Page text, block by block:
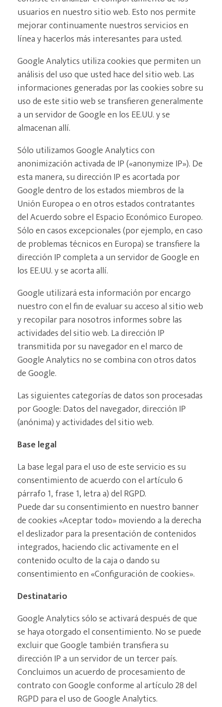
usuarios en nuestro sitio web. Esto nos permite
mejorar continuamente nuestros servicios en
línea y hacerlos más interesantes para usted.
Google Analytics utiliza cookies que permiten un
análisis del uso que usted hace del sitio web. Las
informaciones generadas por las cookies sobre su
uso de este sitio web se transfieren generalmente
a un servidor de Google en los EE.UU. y se
almacenan allí.
Sólo utilizamos Google Analytics con
anonimización activada de IP («anonymize IP»). De
esta manera, su dirección IP es acortada por
Google dentro de los estados miembros de la
Unión Europea o en otros estados contratantes
del Acuerdo sobre el Espacio Económico Europeo.
Sólo en casos excepcionales (por ejemplo, en caso
de problemas técnicos en Europa) se transfiere la
dirección IP completa a un servidor de Google en
los EE.UU. y se acorta allí.
Google utilizará esta información por encargo
nuestro con el fin de evaluar su acceso al sitio web
y recopilar para nosotros informes sobre las
actividades del sitio web. La dirección IP
transmitida por su navegador en el marco de
Google Analytics no se combina con otros datos
de Google.
Las siguientes categorías de datos son procesadas
por Google: Datos del navegador, dirección IP
(anónima) y actividades del sitio web.
Base legal
La base legal para el uso de este servicio es su
consentimiento de acuerdo con el artículo 6
párrafo 1, frase 1, letra a) del RGPD.
Puede dar su consentimiento en nuestro banner
de cookies «Aceptar todo» moviendo a la derecha
el deslizador para la presentación de contenidos
integrados, haciendo clic activamente en el
contenido oculto de la caja o dando su
consentimiento en «Configuración de cookies».
Destinatario
Google Analytics sólo se activará después de que
se haya otorgado el consentimiento. No se puede
excluir que Google también transfiera su
dirección IP a un servidor de un tercer país.
Concluimos un acuerdo de procesamiento de
contrato con Google conforme al artículo 28 del
RGPD para el uso de Google Analytics.